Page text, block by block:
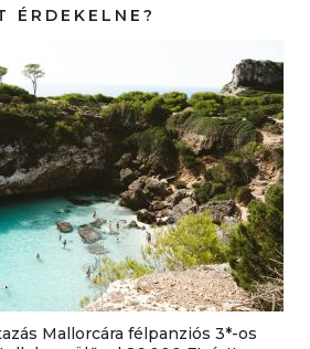
ÉRDEKELNE?
Mallorcára félpanziós 3*-os